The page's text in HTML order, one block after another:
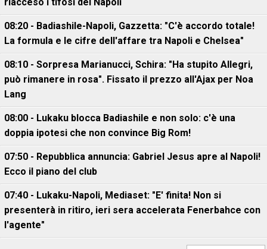
riacceso i tifosi del Napoli
08:20 - Badiashile-Napoli, Gazzetta: "C'è accordo totale!
La formula e le cifre dell'affare tra Napoli e Chelsea"
08:10 - Sorpresa Marianucci, Schira: "Ha stupito Allegri,
può rimanere in rosa". Fissato il prezzo all'Ajax per Noa
Lang
08:00 - Lukaku blocca Badiashile e non solo: c'è una
doppia ipotesi che non convince Big Rom!
07:50 - Repubblica annuncia: Gabriel Jesus apre al Napoli!
Ecco il piano del club
07:40 - Lukaku-Napoli, Mediaset: "E' finita! Non si
presenterà in ritiro, ieri sera accelerata Fenerbahce con
l'agente"